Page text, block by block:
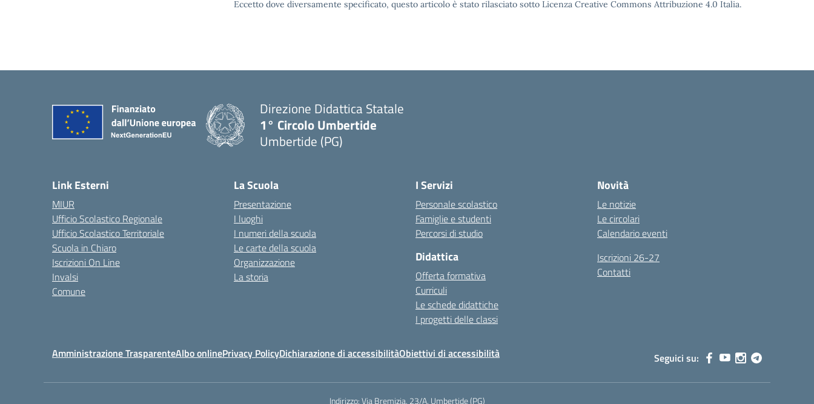
Eccetto dove diversamente specificato, questo articolo è stato rilasciato sotto Licenza Creative Commons Attribuzione 4.0 Italia.
Direzione Didattica Statale
1° Circolo Umbertide
Umbertide (PG)
Link Esterni
MIUR
Ufficio Scolastico Regionale
Ufficio Scolastico Territoriale
Scuola in Chiaro
Iscrizioni On Line
Invalsi
Comune
La Scuola
Presentazione
I luoghi
I numeri della scuola
Le carte della scuola
Organizzazione
La storia
I Servizi
Personale scolastico
Famiglie e studenti
Percorsi di studio
Didattica
Offerta formativa
Curriculi
Le schede didattiche
I progetti delle classi
Novità
Le notizie
Le circolari
Calendario eventi
Iscrizioni 26-27
Contatti
Amministrazione TrasparenteAlbo onlinePrivacy PolicyDichiarazione di accessibilitàObiettivi di accessibilità Seguici su:
Indirizzo:Via Bremizia, 23/A, Umbertide (PG)